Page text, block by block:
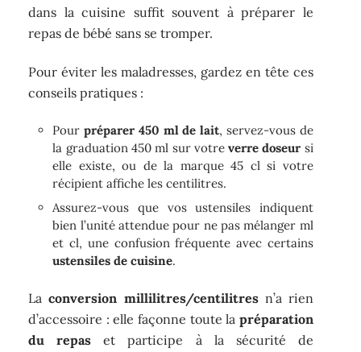
dans la cuisine suffit souvent à préparer le
repas de bébé sans se tromper.
Pour éviter les maladresses, gardez en tête ces
conseils pratiques :
Pourpréparer 450 ml de lait, servez-vous de
la graduation 450 ml sur votreverre doseur si
elle existe, ou de la marque 45 cl si votre
récipient affiche les centilitres.
Assurez-vous que vos ustensiles indiquent
bien l’unité attendue pour ne pas mélanger ml
et cl, une confusion fréquente avec certains
ustensiles de cuisine.
Laconversion millilitres/centilitresn’a rien
d’accessoire : elle façonne toute la préparation
du repas et participe à la sécurité de